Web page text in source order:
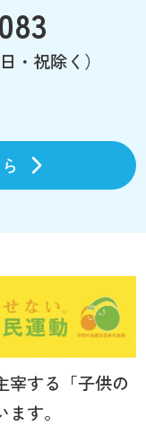
・祝除く）
宰する「子供の
す。